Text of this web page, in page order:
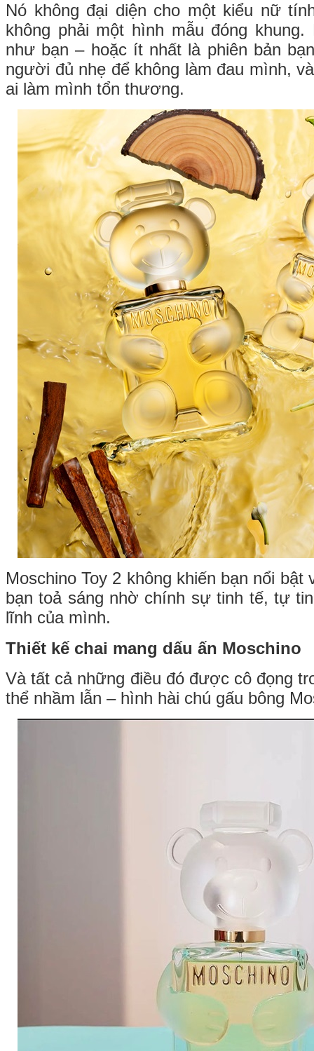
Nó không đại diện cho một kiểu nữ
không phải một hình mẫu đóng
như bạn – hoặc ít nhất là phiên bản
người đủ nhẹ để không làm đau mình,
ai làm mình tổn thương.
Moschino Toy 2 không khiến bạn nổi bật
bạn toả sáng nhờ chính sự tinh tế, tự
lĩnh của mình.
Thiết kế chai mang dấu ấn Moschino
Và tất cả những điều đó được cô đọng
thể nhầm lẫn – hình hài chú gấu bông